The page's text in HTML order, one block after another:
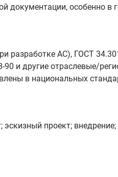
документации, особенно в
разработке АС), ГОСТ
и другие отраслевые/
в национальных
эскизный проект;